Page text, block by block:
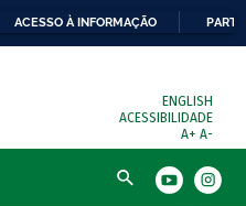
ACESSO À INFORMAÇÃO
ENGLISH
ACESSIBILIDADE
A+ A-
Busca